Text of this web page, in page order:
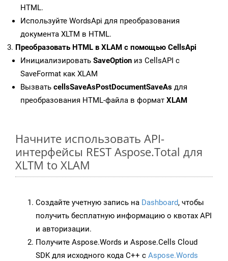
HTML.
Используйте WordsApi для преобразования
документа XLTM в HTML.
Преобразовать HTML в XLAM с помощью CellsApi
Инициализировать SaveOption из CellsAPI с
SaveFormat как XLAM
Вызвать cellsSaveAsPostDocumentSaveAs для
преобразования HTML-файла в формат XLAM
Начните использовать API-
интерфейсы REST Aspose.Total для
XLTM to XLAM
Создайте учетную запись на Dashboard, чтобы
получить бесплатную информацию о квотах API
и авторизации.
Получите Aspose.Words и Aspose.Cells Cloud
SDK для исходного кода C++ с Aspose.Words